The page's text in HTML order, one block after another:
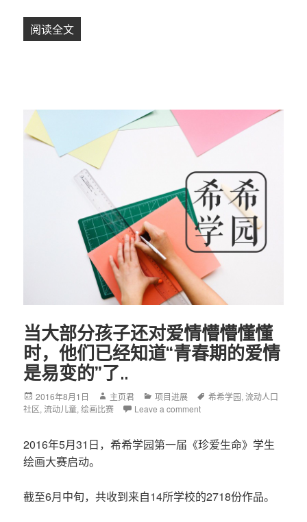
阅读全文
当大部分孩子还对爱情懵懵懂懂
时，他们已经知道“青春期的爱情
是易变的”了..
Posted
on
2016年8月1日 Author
主页君 Categories
项目进展 Tags
希希学园,流动人口
社区,流动儿童,绘画比赛 Leave a comment
2016年5月31日，希希学园第一届《珍爱生命》学生
绘画大赛启动。
截至6月中旬，共收到来自14所学校的2718份作品。